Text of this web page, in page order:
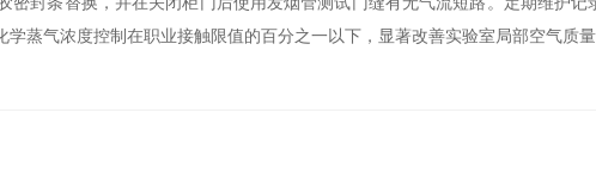
学蒸气浓度控制在职业接触限值的百分之一以下，显著改善实验室局部空气质量